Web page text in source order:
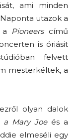
ami minden
utazok a
a Pioneerscímű
is óriásit
felvett
mesterkéltek, a
olyan dalok
a Mary Joeés a
elmeséli egy